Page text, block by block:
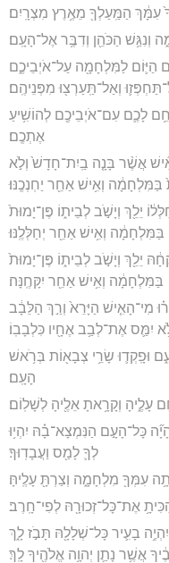
עִמָּ֔ךְ הַמַּֽעַלְךָ֖ מֵאֶ֥רֶץ מִצְרָֽיִם׃
וְנִגַּ֥שׁ הַכֹּהֵ֖ן וְדִבֶּ֥ר אֶל־הָעָֽם׃
לַמִּלְחָמָ֖ה עַל־אֹיְבֵיכֶ֑ם
וְאַל־תַּֽעַרְצ֖וּ מִפְּנֵיהֶֽם׃
לָכֶ֛ם עִם־אֹיְבֵיכֶ֖ם לְהוֹשִׁ֥יעַ
אֶתְכֶֽם׃
אֲשֶׁ֨ר בָּנָ֤ה בַֽיִת־חָדָשׁ֙ וְלֹ֣א
בַּמִּלְחָמָ֔ה וְאִ֥ישׁ אַחֵ֖ר יַחְנְכֶֽנּוּ׃
יֵלֵ֖ךְ וְיָשֹׁ֣ב לְבֵית֑וֹ פֶּן־יָמוּת֙
בַּמִּלְחָמָ֔ה וְאִ֥ישׁ אַחֵ֖ר יְחַלְּלֶֽנּוּ׃
יֵלֵ֖ךְ וְיָשֹׁ֣ב לְבֵית֑וֹ פֶּן־יָמוּת֙
בַּמִּלְחָמָ֔ה וְאִ֥ישׁ אַחֵ֖ר יִקָּחֶֽנָּה׃
מִי־הָאִ֤ישׁ הַיָּרֵא֙ וְרַ֣ךְ הַלֵּבָ֔ב
יִמַּ֛ס אֶת־לְבַ֥ב אֶחָ֖יו כִּלְבָבֽוֹ׃
וּפָֽקְד֛וּ שָׂרֵ֥י צְבָא֖וֹת בְּרֹ֥אשׁ
הָעָֽם׃
עָלֶ֑יהָ וְקָרָ֥אתָ אֵלֶ֖יהָ לְשָׁלֽוֹם׃
כָּל־הָעָ֣ם הַנִּמְצָא־בָ֗הּ יִהְי֥וּ
לְךָ֛ לָמַ֖ס וַעֲבָדֽוּךָ׃
עִמְּךָ֖ מִלְחָמָ֑ה וְצַרְתָּ֖ עָלֶֽיהָּ׃
אֶת־כָּל־זְכוּרָ֖הּ לְפִי־חָֽרֶב׃
בָעִ֛יר כָּל־שְׁלָלָ֖הּ תָּבֹ֣ז לָ֑ךְ
אֲשֶׁ֥ר נָתַ֛ן יְהוָ֥ה אֱלֹהֶ֖יךָ לָֽךְ׃